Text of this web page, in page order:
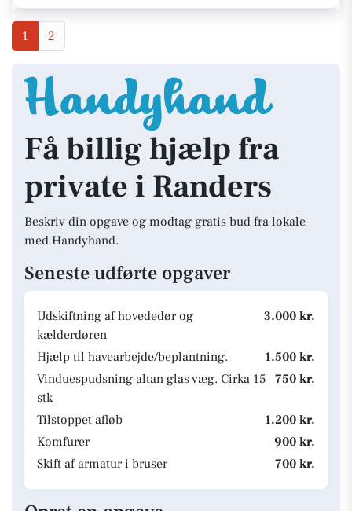
1 2
Få billig hjælp fra
private i Randers
Beskriv din opgave og modtag gratis bud fra lokale
med Handyhand.
Seneste udførte opgaver
Udskiftning af hovededør og
kælderdøren
3.000 kr.
Hjælp til havearbejde/beplantning.
1.500 kr.
Vinduespudsning altan glas væg. Cirka 15
stk
750 kr.
Tilstoppet afløb
1.200 kr.
Komfurer
900 kr.
Skift af armatur i bruser
700 kr.